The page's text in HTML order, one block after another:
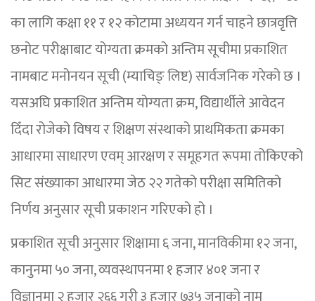
का लागि कक्षा ११ र १२ कोटामा अध्ययन गर्न चाहने छात्रवृत्ति
छनोट परीक्षाबाट योग्यता क्रमको अन्तिम सूचीमा प्रकाशित
नामबाट मनोनयन सूची (म्याचिङ् लिष्ट) सार्वजनिक गरेको छ ।
यसअघि प्रकाशित अन्तिम योग्यता क्रम, विद्यार्थीले आवेदन
दिँदा रोजेको विषय र शिक्षण संस्थाको प्राथमिकता क्रमका
आधारमा साधारण एवम् आरक्षण र समूहगत रूपमा तोकिएको
सिट संख्याका आधारमा जेठ २२ गतेको परीक्षा समितिको
निर्णय अनुसार सूची प्रकाशन गरिएको हो ।
प्रकाशित सूची अनुसार शिक्षामा ६ जना, मानविकीमा १२ जना,
कानुनमा ५० जना, व्यवस्थापनमा १ हजार ४०१ जना र